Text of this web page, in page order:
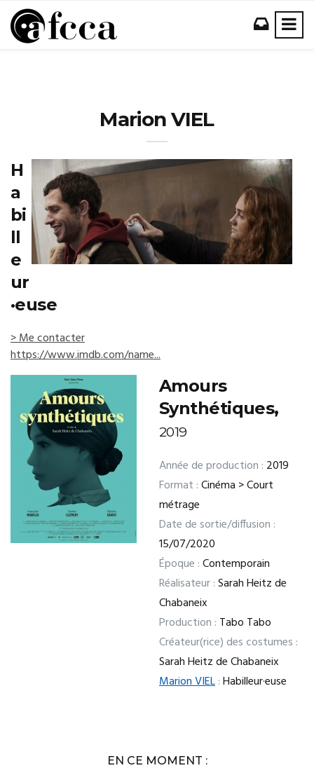
Marion VIEL
H
a
bi
ll
e
ur
·euse
> Me contacter
https://www.imdb.com/name...
Amours
Synthétiques,
2019
Année de production : 2019
Format :Cinéma > Court
métrage
Date de sortie/diffusion :
15/07/2020
Époque :Contemporain
Réalisateur :Sarah Heitz de
Chabaneix
Production : Tabo Tabo
Créateur(rice) des costumes :
Sarah Heitz de Chabaneix
Marion VIEL:Habilleur·euse
EN CE MOMENT :